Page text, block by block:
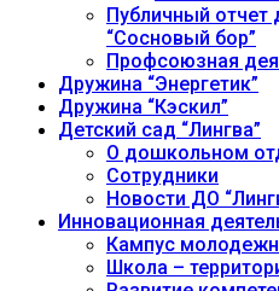
Публичный отчет
“Сосновый бор”
Профсоюзная
Дружина “Энергетик”
Дружина “Кэскил”
Детский сад “Лингва”
О дошкольном
Сотрудники
Новости ДО
Инновационная
Кампус
Школа –